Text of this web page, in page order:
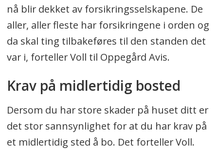
nå blir dekket av forsikringsselskapene. De
aller, aller fleste har forsikringene i orden og
da skal ting tilbakeføres til den standen det
var i, forteller Voll til Oppegård Avis.
Krav på midlertidig bosted
Dersom du har store skader på huset ditt er
det stor sannsynlighet for at du har krav på
et midlertidig sted å bo. Det forteller Voll.